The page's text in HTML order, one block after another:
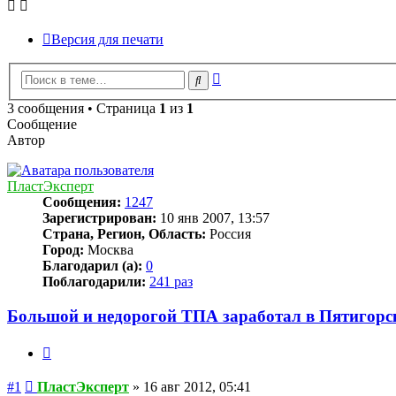
Версия для печати
Поиск
3 сообщения • Страница 1 из 1
Сообщение
Автор
ПластЭксперт
Сообщения: 1247
Зарегистрирован: 10 янв 2007, 13:57
Страна, Регион, Область: Россия
Город: Москва
Благодарил (а): 0
Поблагодарили: 241 раз
Большой и недорогой ТПА заработал в
#1 Сообщение
ПластЭксперт » 16 авг 2012, 05:41